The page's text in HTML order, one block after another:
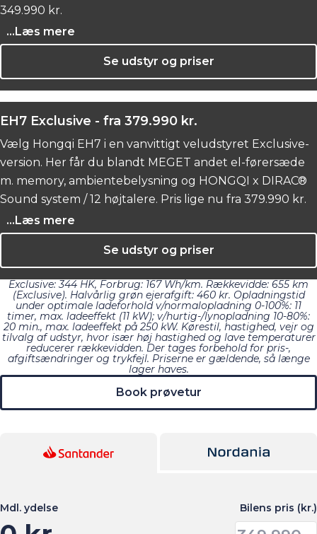
349.990 kr.
...Læs mere
Se udstyr og priser
EH7 Exclusive - fra 379.990 kr.
Vælg Hongqi EH7 i en vanvittigt veludstyret Exclusive-
version. Her får du blandt MEGET andet el-førersæde
m. memory, ambientebelysning og HONGQI x DIRAC®
Sound system / 12 højtalere. Pris lige nu fra 379.990 kr.
...Læs mere
Se udstyr og priser
Exclusive: 344 HK, Forbrug: 167Wh/km. Rækkevidde: 655 km
(Exclusive). Halvårlig grøn ejerafgift: 460 kr. Opladningstid
under optimale ladeforhold v/normalopladning 0-100%: 11
timer, max. ladeeffekt (11 kW); v/hurtig-/lynopladning 10-80%:
20 min., max. ladeeffekt på 250 kW. Kørestil, hastighed, vejr og
tilvalg af udstyr, hvor især høj hastighed og lave temperaturer
reducerer rækkevidden. Der tages forbehold for pris-,
afgiftsændringer og trykfejl. Priserne er gældende, så længe
lager haves.
Book prøvetur